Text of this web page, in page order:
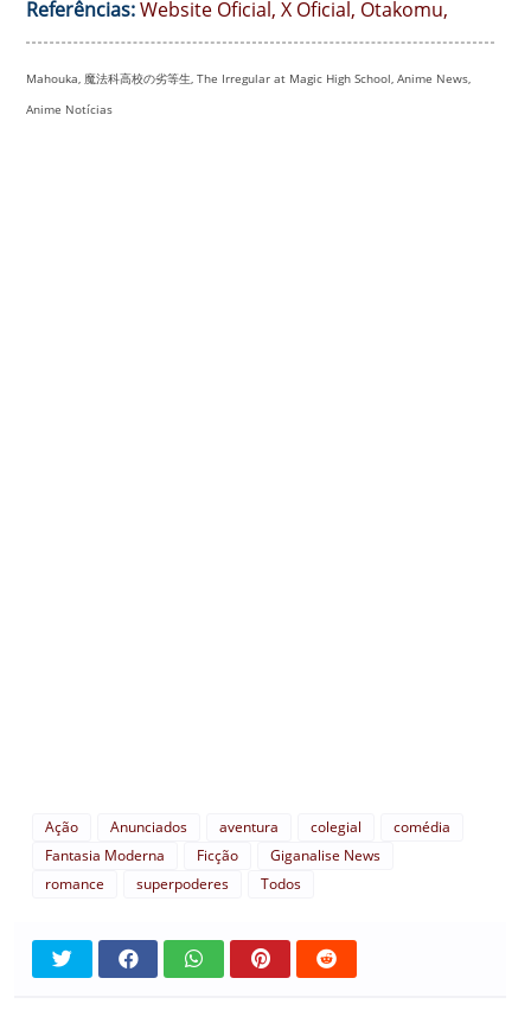
Referências:Website Oficial, X Oficial, Otakomu,
Mahouka, 魔法科高校の劣等生, The Irregular at Magic High School, Anime News,
Anime Notícias
Ação Anunciados aventura colegial
comédia
Fantasia Moderna
Ficção
Giganalise News
romance
superpoderes Todos